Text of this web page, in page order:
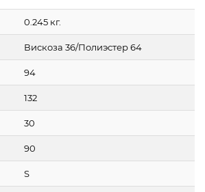
0.245 кг.
Вискоза 36/Полиэстер 64
94
132
30
90
S